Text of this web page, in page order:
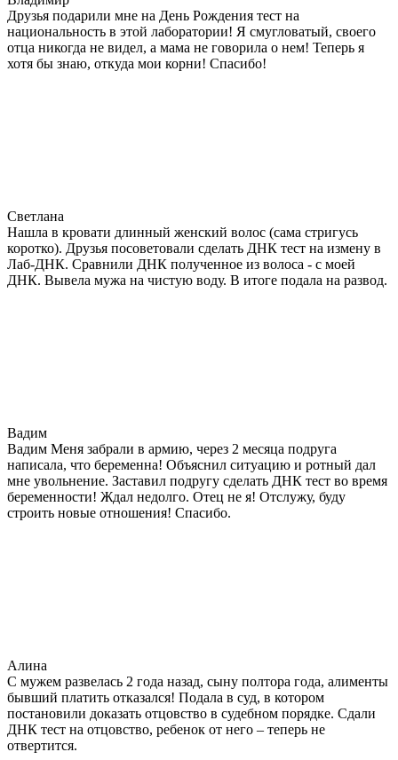
Друзья подарили мне на День Рождения тест на
национальность в этой лаборатории! Я смугловатый, своего
отца никогда не видел, а мама не говорила о нем! Теперь я
хотя бы знаю, откуда мои корни! Спасибо!
Светлана
Нашла в кровати длинный женский волос (сама стригусь
коротко). Друзья посоветовали сделать ДНК тест на измену в
Лаб-ДНК. Сравнили ДНК полученное из волоса - с моей
ДНК. Вывела мужа на чистую воду. В итоге подала на развод.
Вадим
Вадим Меня забрали в армию, через 2 месяца подруга
написала, что беременна! Объяснил ситуацию и ротный дал
мне увольнение. Заставил подругу сделать ДНК тест во время
беременности! Ждал недолго. Отец не я! Отслужу, буду
строить новые отношения! Спасибо.
Алина
С мужем развелась 2 года назад, сыну полтора года, алименты
бывший платить отказался! Подала в суд, в котором
постановили доказать отцовство в судебном порядке. Сдали
ДНК тест на отцовство, ребенок от него – теперь не
отвертится.